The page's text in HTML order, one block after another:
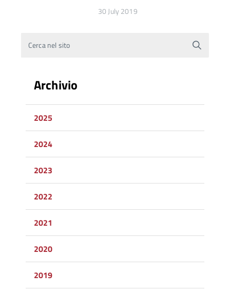
30 July 2019
Cerca nel sito
Archivio
2025
2024
2023
2022
2021
2020
2019